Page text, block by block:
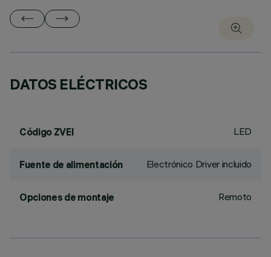
DATOS ELÉCTRICOS
Código ZVEI LED
Fuente de alimentación Electrónico Driver incluido
Opciones de montaje Remoto